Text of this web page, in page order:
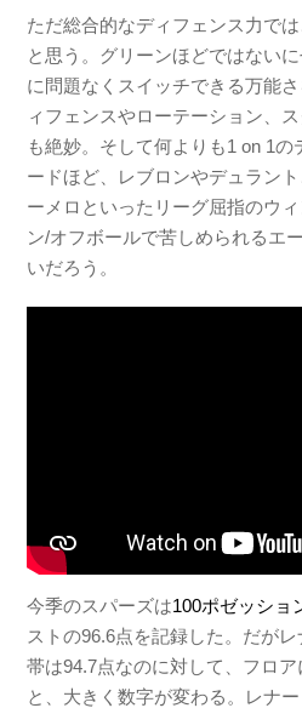
ただ総合的なディフェンス力で
と思う。グリーンほどではない
に問題なくスイッチできる万能
ィフェンスやローテーション、
も絶妙。そして何よりも1 on 1
ードほど、レブロンやデュラン
ーメロといったリーグ屈指のウ
ン/オフボールで苦しめられるエ
いだろう。
今季のスパーズは100ポゼッショ
ストの96.6点を記録した。だが
帯は94.7点なのに対して、フロ
と、大きく数字が変わる。レナ